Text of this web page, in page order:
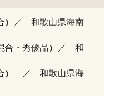
）／ 和歌山県海南
合・秀優品）／ 和
合） ／ 和歌山県海